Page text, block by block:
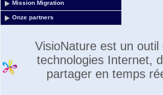
Mission Migration
Onze partners
VisioNature est un
technologies Internet,
partager en temps